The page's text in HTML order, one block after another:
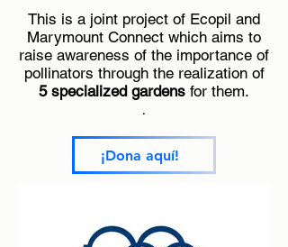
This is a joint project of Ecopil and
Marymount Connect which aims to
raise awareness of the importance of
pollinators through the realization of
5 specialized gardens for them.
.
¡Dona aquí!